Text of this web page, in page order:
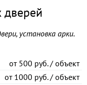
дверей
установка арки.
от500 руб. / объект
от1000 руб. / объект